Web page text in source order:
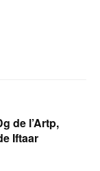
de l’Artp,
Iftaar